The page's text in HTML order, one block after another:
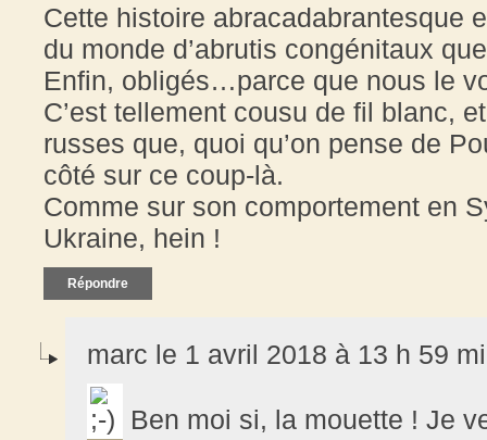
Cette histoire abracadabrantesque
du monde d’abrutis congénitaux
Enfin, obligés…parce que nous le
C’est tellement cousu de fil blanc,
russes que, quoi qu’on pense de
côté sur ce coup-là.
Comme sur son comportement en
Ukraine, hein !
Répondre
marc le 1 avril 2018 à 13 h 59
Ben moi si, la mouette ! Je